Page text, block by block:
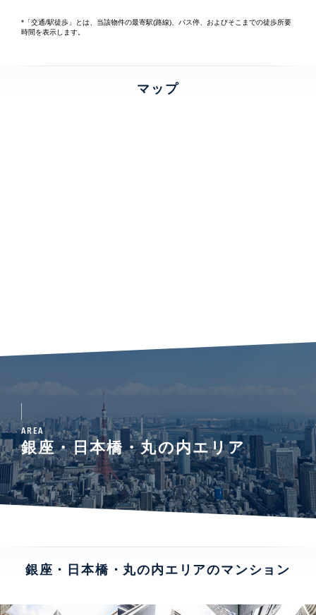
*「交通/駅徒歩」とは、当該物件の最寄駅(路線)、バス停、およびそこまでの徒歩所要
時間を表示します。
マップ
AREA
銀座・日本橋・丸の内エリア
銀座・日本橋・丸の内エリアのマンション